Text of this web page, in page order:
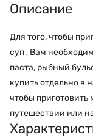
Описание
Для того, чтобы
суп , Вам
паста, рыбный
купить отдельно в
чтобы
путешествии или